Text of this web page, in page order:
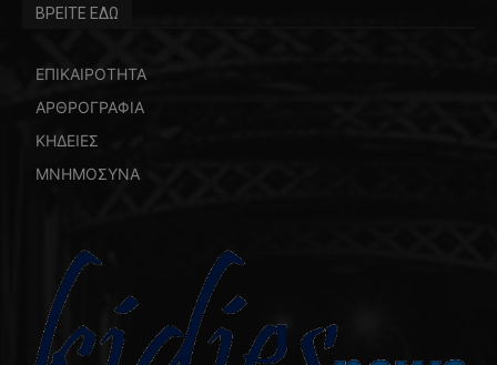
ΒΡΕΙΤΕ ΕΔΩ
ΕΠΙΚΑΙΡΟΤΗΤΑ
ΑΡΘΡΟΓΡΑΦΙΑ
ΚΗΔΕΙΕΣ
ΜΝΗΜΟΣΥΝΑ